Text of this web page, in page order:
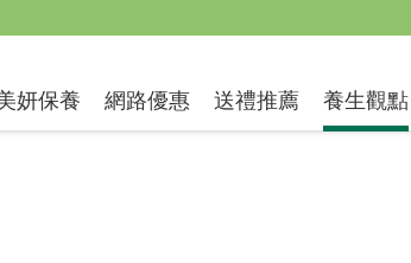
妍保養 網路優惠 送禮推薦 養生觀點